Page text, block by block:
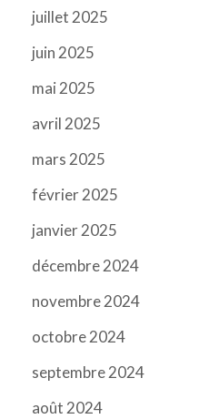
juillet 2025
juin 2025
mai 2025
avril 2025
mars 2025
février 2025
janvier 2025
décembre 2024
novembre 2024
octobre 2024
septembre 2024
août 2024